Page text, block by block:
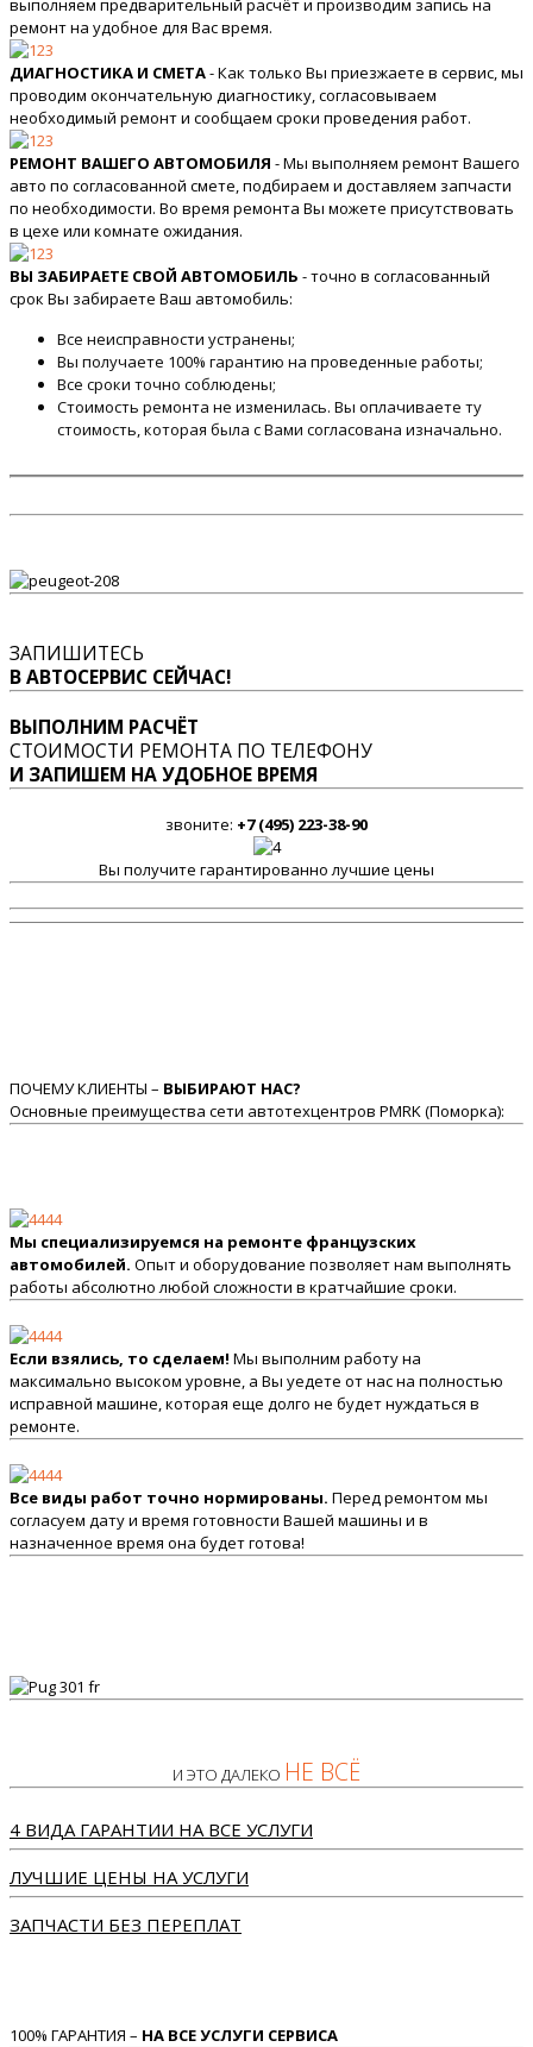
выполняем предварительный расчёт и производим запись на
ремонт на удобное для Вас время.
ДИАГНОСТИКА И СМЕТА- Как только Вы приезжаете в сервис, мы
проводим окончательную диагностику, согласовываем
необходимый ремонт и сообщаем сроки проведения работ.
РЕМОНТ ВАШЕГО АВТОМОБИЛЯ - Мы выполняем ремонт Вашего
авто по согласованной смете, подбираем и доставляем запчасти
по необходимости. Во время ремонта Вы можете присутствовать
в цехе или комнате ожидания.
ВЫ ЗАБИРАЕТЕ СВОЙ АВТОМОБИЛЬ - точно в согласованный
срок Вы забираете Ваш автомобиль:
Все неисправности устранены;
Вы получаете 100% гарантию на проведенные работы;
Все сроки точно соблюдены;
Стоимость ремонта не изменилась. Вы оплачиваете ту
стоимость, которая была с Вами согласована изначально.
ЗАПИШИТЕСЬ
В АВТОСЕРВИС СЕЙЧАС!
ВЫПОЛНИМ РАСЧЁТ
СТОИМОСТИ РЕМОНТА ПО ТЕЛЕФОНУ
И ЗАПИШЕМ НА УДОБНОЕ ВРЕМЯ
звоните: +7 (495) 223-38-90
Вы получите гарантированно лучшие цены
ПОЧЕМУ КЛИЕНТЫ – ВЫБИРАЮТ НАС?
Основные преимущества сети автотехцентров PMRK (Поморка):
Мы специализируемся на ремонте французских
автомобилей. Опыт и оборудование позволяет нам выполнять
работы абсолютно любой сложности в кратчайшие сроки.
Если взялись, то сделаем! Мы выполним работу на
максимально высоком уровне, а Вы уедете от нас на полностью
исправной машине, которая еще долго не будет нуждаться в
ремонте.
Все виды работ точно нормированы. Перед ремонтом мы
согласуем дату и время готовности Вашей машины и в
назначенное время она будет готова!
И ЭТО ДАЛЕКО НЕ ВСЁ
4 ВИДА ГАРАНТИИ НА ВСЕ УСЛУГИ
ЛУЧШИЕ ЦЕНЫ НА УСЛУГИ
ЗАПЧАСТИ БЕЗ ПЕРЕПЛАТ
100% ГАРАНТИЯ – НА ВСЕ УСЛУГИ СЕРВИСА